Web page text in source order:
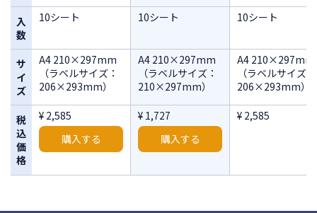
入
数
サ
イ
ズ
税
込
価
格
10シート
A4 210×297mm
（ラベルサイズ：
206×293mm）
¥ 2,585
購入する
10シート
A4 210×297mm
（ラベルサイズ：
210×297mm）
¥ 1,727
購入する
10シート
A4 210×297mm
（ラベルサイズ：
206×293mm）
¥ 2,585